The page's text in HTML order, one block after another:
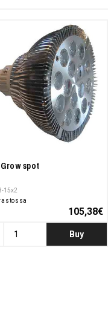
Grow spot
15x2
105,38€
Buy